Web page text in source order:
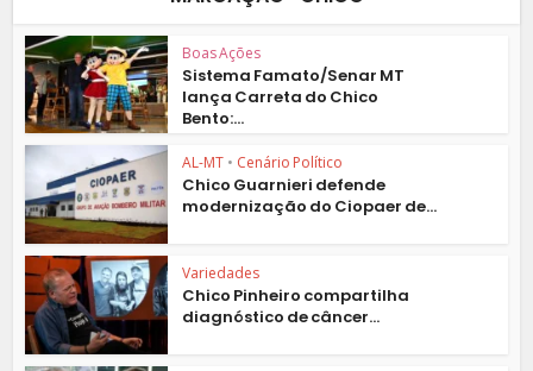
Boas Ações
Sistema Famato/Senar MT
lança Carreta do Chico
Bento:...
AL-MT • Cenário Político
Chico Guarnieri defende
modernização do Ciopaer de...
Variedades
Chico Pinheiro compartilha
diagnóstico de câncer...